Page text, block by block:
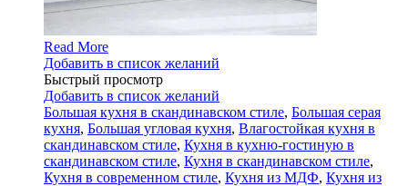
Read More
Добавить в список желаний
Быстрый просмотр
Добавить в список желаний
Большая кухня в скандинавском стиле, Большая серая
кухня, Большая угловая кухня, Влагостойкая кухня в
скандинавском стиле, Кухня в кухню-гостиную в
скандинавском стиле, Кухня в скандинавском стиле,
Кухня в современном стиле, Кухня из МДФ, Кухня из